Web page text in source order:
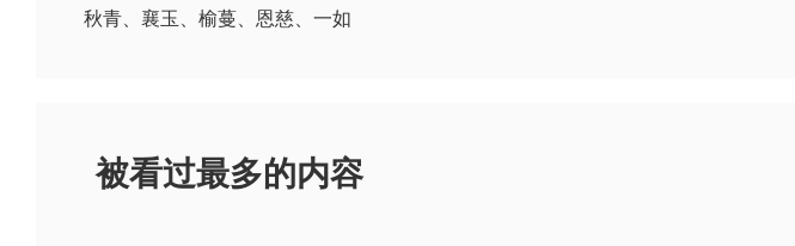
秋青、襄玉、榆蔓、恩慈、一如
被看过最多的内容